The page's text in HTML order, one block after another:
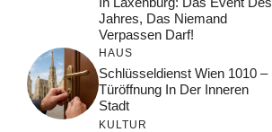
Jahres, Das Niemand
Verpassen Darf!
HAUS
Schlüsseldienst Wien 1010 –
Türöffnung In Der Inneren
Stadt
KULTUR